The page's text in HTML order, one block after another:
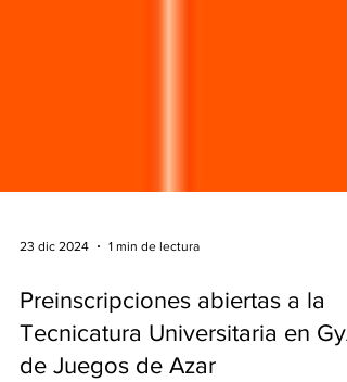
Preinscripciones abiertas a la
Tecnicatura Universitaria en